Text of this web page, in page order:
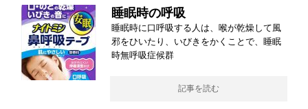
睡眠時の呼吸
睡眠時に口呼吸する人は、喉が乾燥して風
邪をひいたり、いびきをかくことで、睡眠
時無呼吸症候群
記事を読む